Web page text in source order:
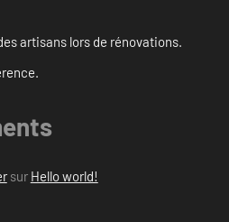
artisans lors de rénovations.
sur Hello world!